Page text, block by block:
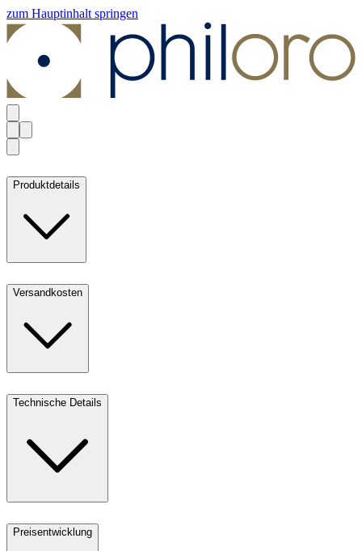
zum Hauptinhalt springen
Produktdetails
Versandkosten
Technische Details
Preisentwicklung